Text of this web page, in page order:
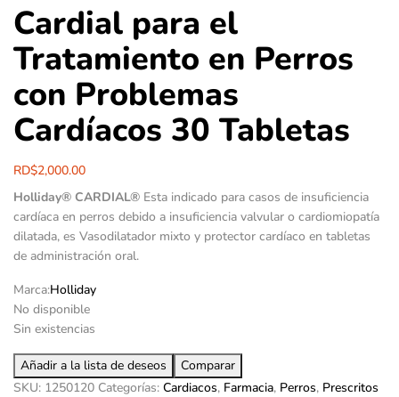
Cardial para el
Tratamiento en Perros
con Problemas
Cardíacos 30 Tabletas
RD$2,000.00
Holliday® CARDIAL® Esta indicado para casos de insuficiencia
cardíaca en perros debido a insuficiencia valvular o cardiomiopatía
dilatada, es Vasodilatador mixto y protector cardíaco en tabletas
de administración oral.
Marca:Holliday
No disponible
Sin existencias
Añadir a la lista de deseos
Comparar
SKU: 1250120 Categorías: Cardiacos, Farmacia, Perros, Prescritos